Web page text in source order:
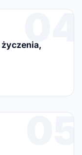
04
05